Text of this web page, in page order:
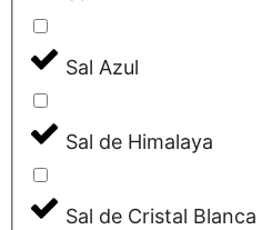
Sal Azul
Sal de Himalaya
Sal de Cristal Blanca